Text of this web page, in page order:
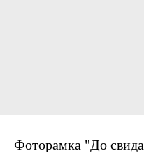
Фоторамка "До